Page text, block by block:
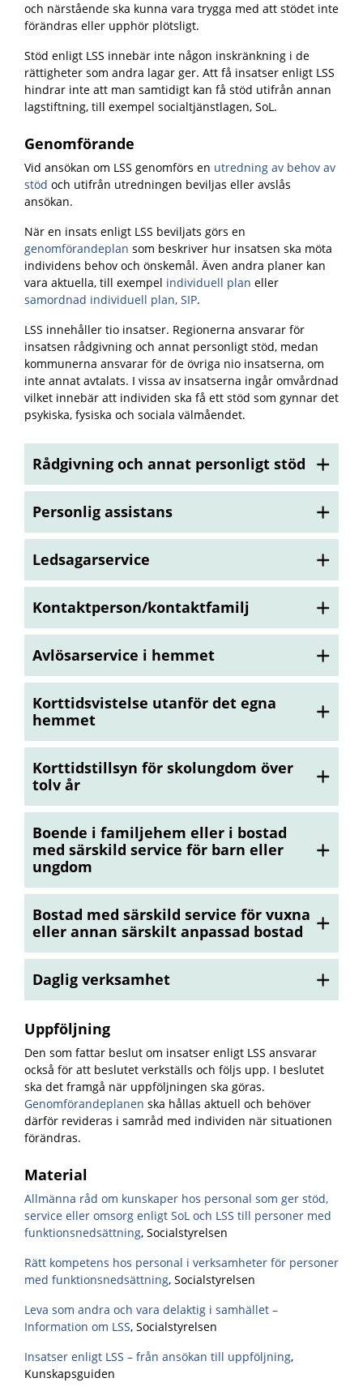
och närstående ska kunna vara trygga med att stödet inte
förändras eller upphör plötsligt.
Stöd enligt LSS innebär inte någon inskränkning i de
rättigheter som andra lagar ger. Att få insatser enligt LSS
hindrar inte att man samtidigt kan få stöd utifrån annan
lagstiftning, till exempel socialtjänstlagen, SoL.
Genomförande
Vid ansökan om LSS genomförs en utredning av behov av
stöd och utifrån utredningen beviljas eller avslås
ansökan.
När en insats enligt LSS beviljats görs en
genomförandeplan som beskriver hur insatsen ska möta
individens behov och önskemål. Även andra planer kan
vara aktuella, till exempel individuell plan eller
samordnad individuell plan, SIP.
LSS innehåller tio insatser. Regionerna ansvarar för
insatsen rådgivning och annat personligt stöd, medan
kommunerna ansvarar för de övriga nio insatserna, om
inte annat avtalats. I vissa av insatserna ingår omvårdnad
vilket innebär att individen ska få ett stöd som gynnar det
psykiska, fysiska och sociala välmåendet.
Rådgivning och annat personligt stöd
Personlig assistans
Ledsagarservice
Kontaktperson/kontaktfamilj
Avlösarservice i hemmet
Korttidsvistelse utanför det egna
hemmet
Korttidstillsyn för skolungdom över
tolv år
Boende i familjehem eller i bostad
med särskild service för barn eller
ungdom
Bostad med särskild service för vuxna
eller annan särskilt anpassad bostad
Daglig verksamhet
Uppföljning
Den som fattar beslut om insatser enligt LSS ansvarar
också för att beslutet verkställs och följs upp. I beslutet
ska det framgå när uppföljningen ska göras.
Genomförandeplanen ska hållas aktuell och behöver
därför revideras i samråd med individen när situationen
förändras.
Material
Allmänna råd om kunskaper hos personal som ger stöd,
service eller omsorg enligt SoL och LSS till personer med
funktionsnedsättning, Socialstyrelsen
Rätt kompetens hos personal i verksamheter för personer
med funktionsnedsättning, Socialstyrelsen
Leva som andra och vara delaktig i samhället –
Information om LSS, Socialstyrelsen
Insatser enligt LSS – från ansökan till uppföljning,
Kunskapsguiden